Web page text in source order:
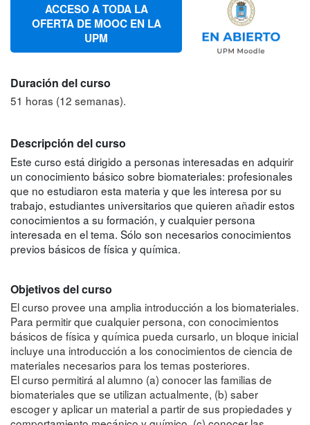
ACCESO A TODA LA
OFERTA DE MOOC EN LA
UPM
Duración del curso
51 horas (12 semanas).
Descripción del curso
Este curso está dirigido a personas interesadas en adquirir
un conocimiento básico sobre biomateriales: profesionales
que no estudiaron esta materia y que les interesa por su
trabajo, estudiantes universitarios que quieren añadir estos
conocimientos a su formación, y cualquier persona
interesada en el tema. Sólo son necesarios conocimientos
previos básicos de física y química.
Objetivos del curso
El curso provee una amplia introducción a los biomateriales.
Para permitir que cualquier persona, con conocimientos
básicos de física y química pueda cursarlo, un bloque inicial
incluye una introducción a los conocimientos de ciencia de
materiales necesarios para los temas posteriores.
El curso permitirá al alumno (a) conocer las familias de
biomateriales que se utilizan actualmente, (b) saber
escoger y aplicar un material a partir de sus propiedades y